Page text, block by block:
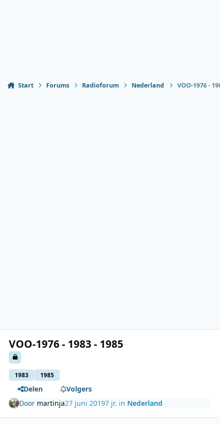
Start Forums Radioforum Nederland VOO-1976 -
VOO-1976 - 1983 - 1985
1983 1985
Delen
Volgers
Door martinja27 juni 20197 jr. in Nederland